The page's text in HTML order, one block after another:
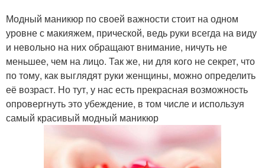
Модный маникюр по своей важности стоит на одном
уровне с макияжем, прической, ведь руки всегда на виду
и невольно на них обращают внимание, ничуть не
меньшее, чем на лицо. Так же, ни для кого не секрет, что
по тому, как выглядят руки женщины, можно определить
её возраст. Но тут, у нас есть прекрасная возможность
опровергнуть это убеждение, в том числе и используя
самый красивый модный маникюр